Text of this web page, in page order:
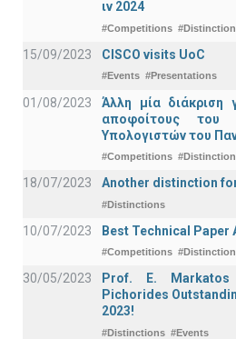
ιν 2024
#Competitions
15/09/2023 CISCO visits UoC
#Events #Presentations
01/08/2023
Άλλη μία διάκριση
αποφοίτους του
Υπολογιστών του
#Competitions
18/07/2023 Another distinction
#Distinctions
10/07/2023 Best Technical Paper
#Competitions
30/05/2023
Prof. E.
Pichorides
2023!
#Distinctions #Events